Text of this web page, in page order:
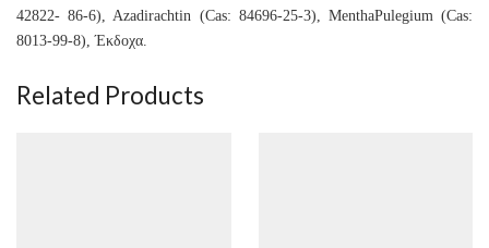
42822- 86-6), Azadirachtin (Cas: 84696-25-3), MenthaPulegium (Cas:
8013-99-8), Έκδοχα.
Related Products